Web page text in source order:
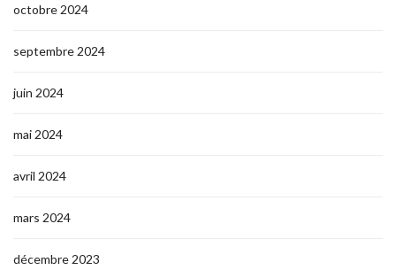
octobre 2024
septembre 2024
juin 2024
mai 2024
avril 2024
mars 2024
décembre 2023